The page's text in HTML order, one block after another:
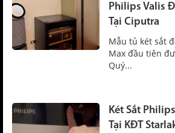
Philips Valis
Tại Ciputra
Mẫu tủ két sắt
Max đầu tiên
Quý...
Két Sắt
Tại KĐT